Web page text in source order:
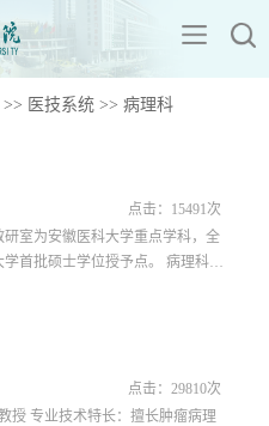
>> 医技系统 >> 病理科
点击： 15491次
室为安徽医科大学重点学科，全
首批硕士学位授予点。 病理科现
点击： 29810次
授 专业技术特长：擅长肿瘤病理